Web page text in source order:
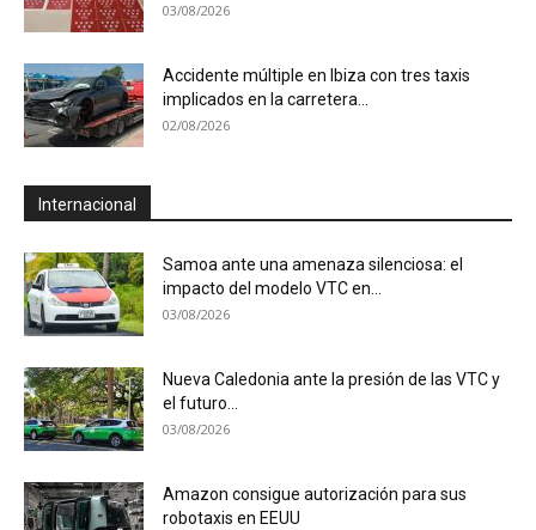
03/08/2026
Accidente múltiple en Ibiza con tres taxis
implicados en la carretera...
02/08/2026
Internacional
Samoa ante una amenaza silenciosa: el
impacto del modelo VTC en...
03/08/2026
Nueva Caledonia ante la presión de las VTC y
el futuro...
03/08/2026
Amazon consigue autorización para sus
robotaxis en EEUU